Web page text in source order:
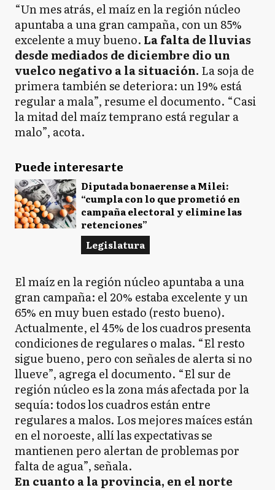
“Un mes atrás, el maíz en la región núcleo
apuntaba a una gran campaña, con un 85%
excelente a muy bueno. La falta de lluvias
desde mediados de diciembre dio un
vuelco negativo a la situación. La soja de
primera también se deteriora: un 19% está
regular a mala”, resume el documento. “Casi
la mitad del maíz temprano está regular a
malo”, acota.
Puede interesarte
Diputada bonaerense a Milei:
“cumpla con lo que prometió en
campaña electoral y elimine las
retenciones”
Legislatura
El maíz en la región núcleo apuntaba a una
gran campaña: el 20% estaba excelente y un
65% en muy buen estado (resto bueno).
Actualmente, el 45% de los cuadros presenta
condiciones de regulares o malas. “El resto
sigue bueno, pero con señales de alerta si no
llueve”, agrega el documento. “El sur de
región núcleo es la zona más afectada por la
sequía: todos los cuadros están entre
regulares a malos. Los mejores maíces están
en el noroeste, allí las expectativas se
mantienen pero alertan de problemas por
falta de agua”, señala.
En cuanto a la provincia, en el norte